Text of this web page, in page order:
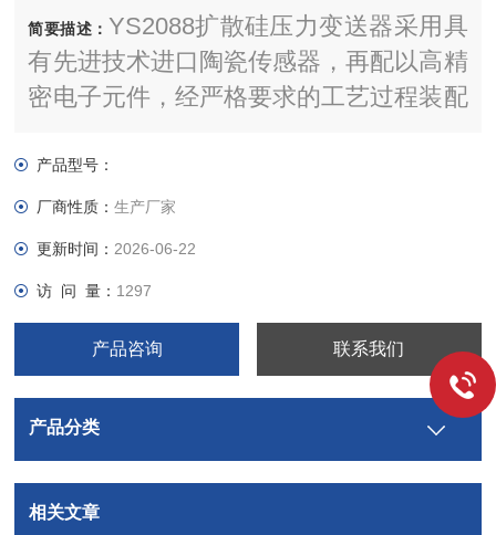
简要描述： YS2088扩散硅压力变送器采用具
有先进技术进口陶瓷传感器，再配以高精
密电子元件，经严格要求的工艺过程装配
产品型号：
厂商性质：生产厂家
更新时间： 2026-06-22
访 问 量： 1297
产品咨询 联系我们
产品分类
相关文章